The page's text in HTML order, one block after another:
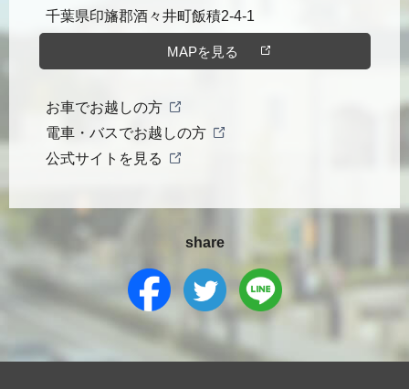
千葉県印旛郡酒々井町飯積2-4-1
MAPを見る
お車でお越しの方
電車・バスでお越しの方
公式サイトを見る
share